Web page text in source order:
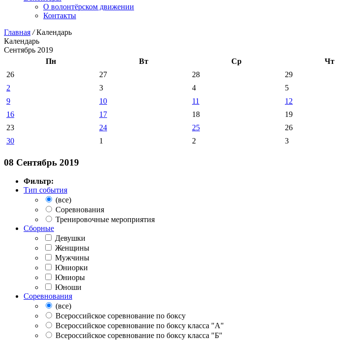
О волонтёрском движении
Контакты
Главная /Календарь
Календарь
Сентябрь 2019
Пн
Вт Ср Чт
26
27 28 29
2
3 4 5
9
10 11 12
16
17 18 19
23
24 25 26
30
1 2 3
08 Сентябрь 2019
Фильтр:
Тип события
(все)
Соревнования
Тренировочные мероприятия
Сборные
Девушки
Женщины
Мужчины
Юниорки
Юниоры
Юноши
Соревнования
(все)
Всероссийское соревнование по боксу
Всероссийское соревнование по боксу класса "А"
Всероссийское соревнование по боксу класса "Б"